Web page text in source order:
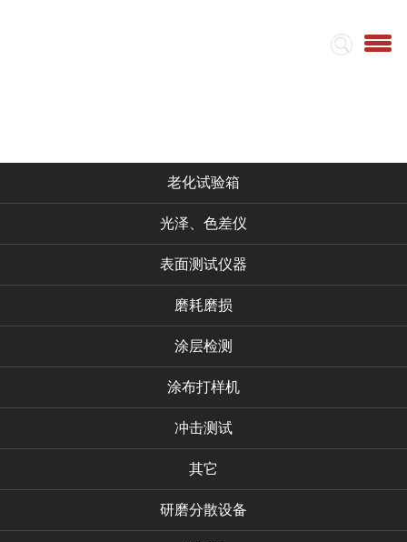
老化试验箱
光泽、色差仪
表面测试仪器
磨耗磨损
涂层检测
涂布打样机
冲击测试
其它
研磨分散设备